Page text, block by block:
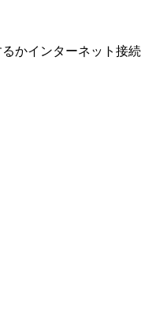
かインターネット接続